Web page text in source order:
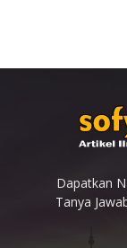
Dapatkan
Tanya